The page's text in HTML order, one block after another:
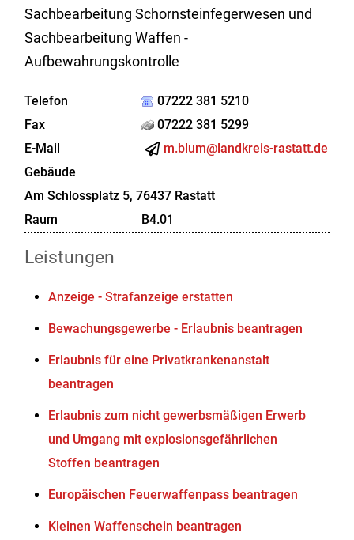
Sachbearbeitung Schornsteinfegerwesen und
Sachbearbeitung Waffen -
Aufbewahrungskontrolle
Telefon
07222 381 5210
Fax
07222 381 5299
E-Mail
m.blum@landkreis-rastatt.de
Gebäude
Am Schlossplatz 5, 76437 Rastatt
Raum
B4.01
Leistungen
Anzeige - Strafanzeige erstatten
Bewachungsgewerbe - Erlaubnis beantragen
Erlaubnis für eine Privatkrankenanstalt
beantragen
Erlaubnis zum nicht gewerbsmäßigen Erwerb
und Umgang mit explosionsgefährlichen
Stoffen beantragen
Europäischen Feuerwaffenpass beantragen
Kleinen Waffenschein beantragen